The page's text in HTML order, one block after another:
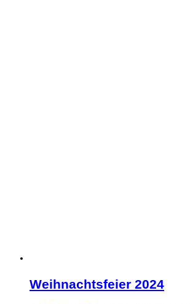
Weihnachtsfeier 2024